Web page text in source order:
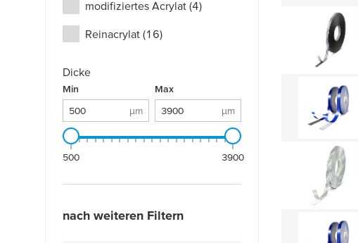
modifiziertes Acrylat (4)
Reinacrylat (16)
Dicke
Dicke: 500 µm - 3900 µm
Min
µm
Max
µm
500 3900
nach weiteren Filtern